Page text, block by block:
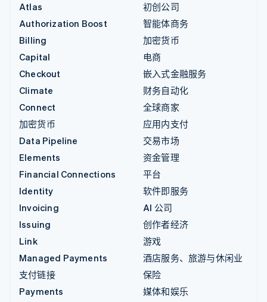
Atlas
Authorization Boost
Billing
Capital
Checkout
Climate
Connect
加密货币
Data Pipeline
Elements
Financial Connections
Identity
Invoicing
Issuing
Link
Managed Payments
支付链接
Payments
初创公司
智能体商务
加密货币
电商
嵌入式金融服务
财务自动化
全球商家
应用内支付
交易市场
资金管理
平台
软件即服务
AI 公司
创作者经济
游戏
酒店服务、旅游与休闲业
保险
媒体和娱乐